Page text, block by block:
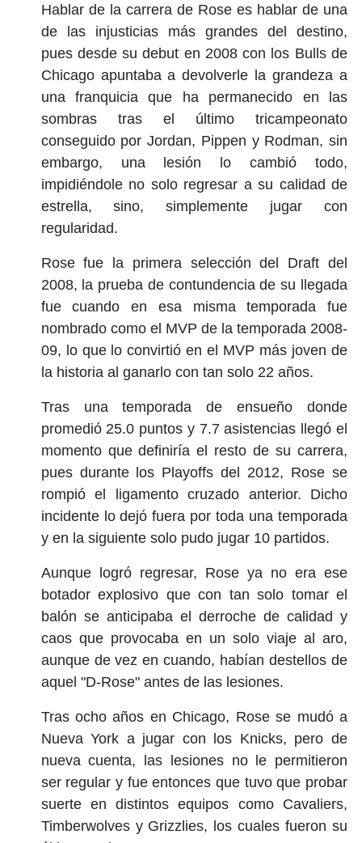
Hablar de la carrera de Rose es hablar de una
de las injusticias más grandes del destino,
pues desde su debut en 2008 con los Bulls de
Chicago apuntaba a devolverle la grandeza a
una franquicia que ha permanecido en las
sombras tras el último tricampeonato
conseguido por Jordan, Pippen y Rodman, sin
embargo, una lesión lo cambió todo,
impidiéndole no solo regresar a su calidad de
estrella, sino, simplemente jugar con
regularidad.
Rose fue la primera selección del Draft del
2008, la prueba de contundencia de su llegada
fue cuando en esa misma temporada fue
nombrado como el MVP de la temporada 2008-
09, lo que lo convirtió en el MVP más joven de
la historia al ganarlo con tan solo 22 años.
Tras una temporada de ensueño donde
promedió 25.0 puntos y 7.7 asistencias llegó el
momento que definiría el resto de su carrera,
pues durante los Playoffs del 2012, Rose se
rompió el ligamento cruzado anterior. Dicho
incidente lo dejó fuera por toda una temporada
y en la siguiente solo pudo jugar 10 partidos.
Aunque logró regresar, Rose ya no era ese
botador explosivo que con tan solo tomar el
balón se anticipaba el derroche de calidad y
caos que provocaba en un solo viaje al aro,
aunque de vez en cuando, habían destellos de
aquel "D-Rose" antes de las lesiones.
Tras ocho años en Chicago, Rose se mudó a
Nueva York a jugar con los Knicks, pero de
nueva cuenta, las lesiones no le permitieron
ser regular y fue entonces que tuvo que probar
suerte en distintos equipos como Cavaliers,
Timberwolves y Grizzlies, los cuales fueron su